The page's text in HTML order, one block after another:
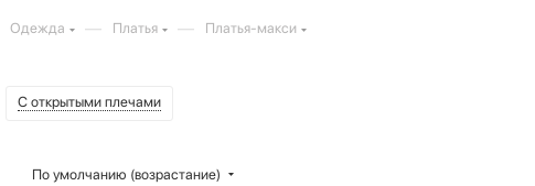
Одежда — Платья — Платья-макси
С открытыми плечами
По умолчанию (возрастание)